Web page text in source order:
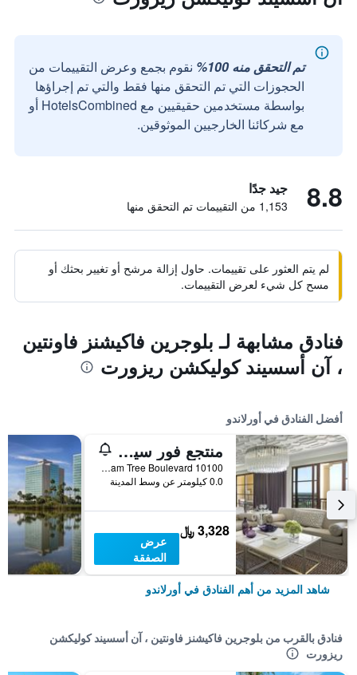
تم التحقق منه 100%
نقوم بجمع وعرض التقييمات من
الحجوزات التي تم التحقق منها فقط والتي تم إجراؤها
بواسطة مستخدمين حقيقيين مع HotelsCombined أو
مع شركائنا الخارجيين الموثوقين.
8.8 جيد جدًا
1,153 من التقييمات تم التحقق منها
لم يتم العثور على تقييمات. حاول إزالة مرشح أو تغيير بحثك أو
مسح كل شيء لعرض التقييمات.
فنادق مشابهة لـ بلوجرين فاكيشنز فاونتين
، آن أسسيند كوليكشن ريزورت
أفضل الفنادق في أورلاندو
منتجع فور سيزونز أورلاندو آت والت ديزني وورلد ريزورت
10100 Dream Tree Boulevard, أورلاندو, FL, الولايات المتحدة الأميريكية
0.0 كيلومتر عن وسط المدينة
3,328 ﷼
عرض
الصفقة
شاهد المزيد من أهم الفنادق في أورلاندو
فنادق بالقرب من بلوجرين فاكيشنز فاونتين ، آن أسسيند كوليكشن
ريزورت